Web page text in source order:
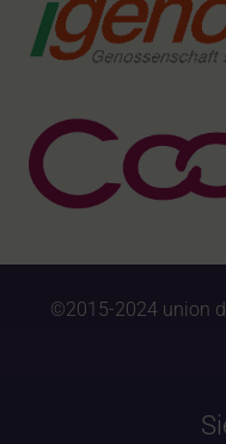
©2015-2024 union